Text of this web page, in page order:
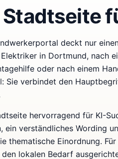
Stadtseite
deckt nur
in Dortmund, nach
oder nach einem
Sie verbindet den
hervorragend für KI-
ein verständliches Wording
thematische Einordnung.
lokalen Bedarf